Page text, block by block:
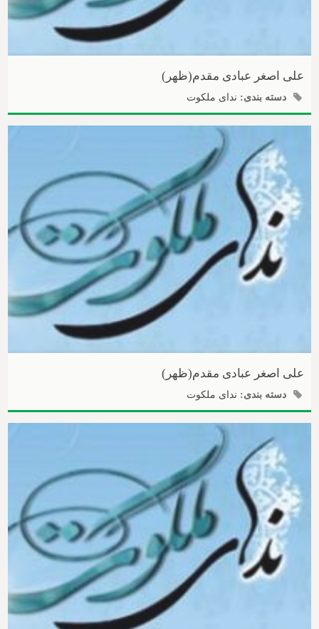
علی اصغر عبادی مقدم(ظهر)
دسته بندی: ندای ملکوت
علی اصغر عبادی مقدم(ظهر)
دسته بندی: ندای ملکوت